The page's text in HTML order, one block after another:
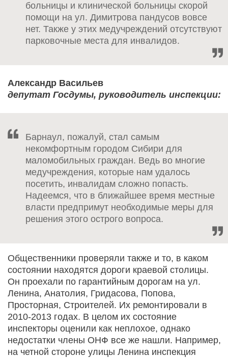
больницы и клинической больницы скорой
помощи на ул. Димитрова пандусов вовсе
нет. Также у этих медучреждений отсутствуют
парковочные места для инвалидов.
Александр Васильев
депутат Госдумы, руководитель инспекции:
Барнаул, пожалуй, стал самым
некомфортным городом Сибири для
маломобильных граждан. Ведь во многие
медучреждения, которые нам удалось
посетить, инвалидам сложно попасть.
Надеемся, что в ближайшее время местные
власти предпримут необходимые меры для
решения этого острого вопроса.
Общественники проверяли также и то, в каком
состоянии находятся дороги краевой столицы.
Он проехали по гарантийным дорогам на ул.
Ленина, Анатолия, Гридасова, Попова,
Просторная, Строителей. Их ремонтировали в
2010-2013 годах. В целом их состояние
инспекторы оценили как неплохое, однако
недостатки члены ОНФ все же нашли. Например,
на четной стороне улицы Ленина инспекция